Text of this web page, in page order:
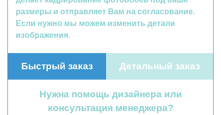
размеры и отправляет Вам на согласование.
Если нужно мы можем изменить детали
изображения.
Быстрый заказ Детальный заказ
Нужна помощь дизайнера или
консультация менеджера?